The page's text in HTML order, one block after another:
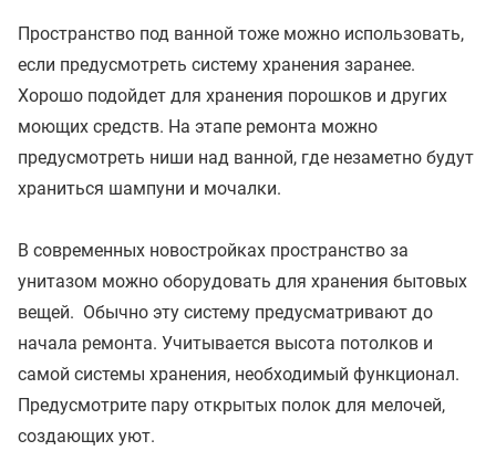
Пространство под ванной тоже можно использовать,
если предусмотреть систему хранения заранее.
Хорошо подойдет для хранения порошков и других
моющих средств. На этапе ремонта можно
предусмотреть ниши над ванной, где незаметно будут
храниться шампуни и мочалки.
В современных новостройках пространство за
унитазом можно оборудовать для хранения бытовых
вещей. Обычно эту систему предусматривают до
начала ремонта. Учитывается высота потолков и
самой системы хранения, необходимый функционал.
Предусмотрите пару открытых полок для мелочей,
создающих уют.